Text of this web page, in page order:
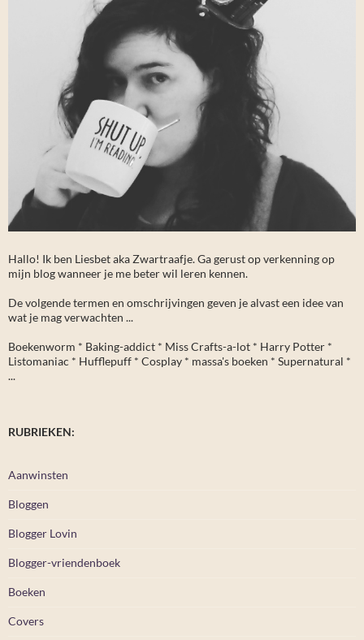
Hallo! Ik ben Liesbet aka Zwartraafje. Ga gerust op verkenning op
mijn blog wanneer je me beter wil leren kennen.
De volgende termen en omschrijvingen geven je alvast een idee van
wat je mag verwachten ...
Boekenworm * Baking-addict * Miss Crafts-a-lot * Harry Potter *
Listomaniac * Hufflepuff * Cosplay * massa's boeken * Supernatural *
...
RUBRIEKEN:
Aanwinsten
Bloggen
Blogger Lovin
Blogger-vriendenboek
Boeken
Covers